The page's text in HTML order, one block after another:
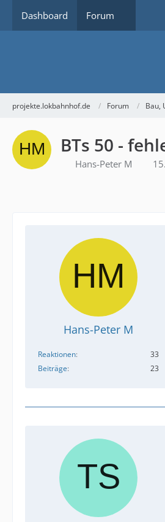
Dashboard Forum
projekte.lokbahnhof.de Forum Bau,
BTs 50 -
Hans-Peter M
Hans-Peter M
Reaktionen
33
Beiträge
23